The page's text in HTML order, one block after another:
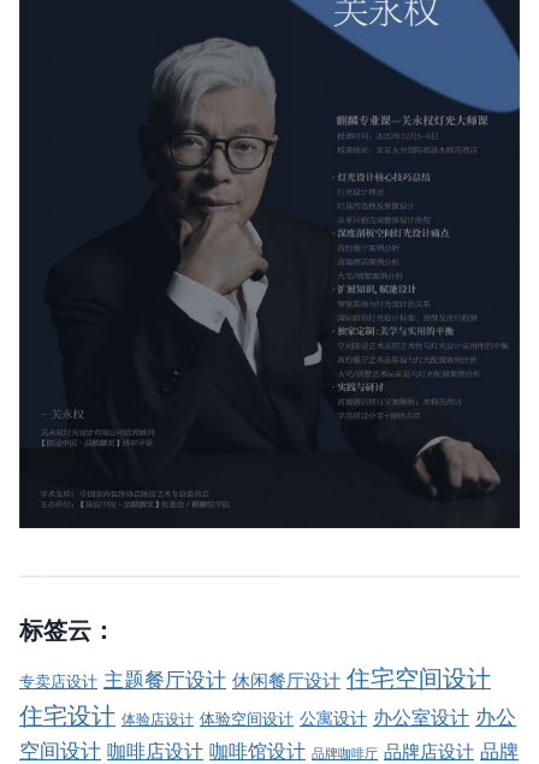
标签云：
专卖店设计 主题餐厅设计 休闲餐厅设计 住宅空间设计
住宅设计 体验店设计 体验空间设计 公寓设计 办公室设计 办公
空间设计 咖啡店设计 咖啡馆设计 品牌咖啡厅 品牌店设计 品牌